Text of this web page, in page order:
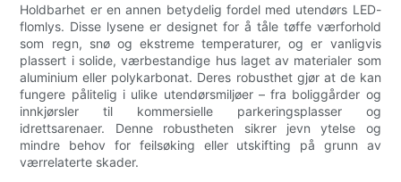
Holdbarhet er en annen betydelig fordel med utendørs LED-
flomlys. Disse lysene er designet for å tåle tøffe værforhold
som regn, snø og ekstreme temperaturer, og er vanligvis
plassert i solide, værbestandige hus laget av materialer som
aluminium eller polykarbonat. Deres robusthet gjør at de kan
fungere pålitelig i ulike utendørsmiljøer – fra boliggårder og
innkjørsler til kommersielle parkeringsplasser og
idrettsarenaer. Denne robustheten sikrer jevn ytelse og
mindre behov for feilsøking eller utskifting på grunn av
værrelaterte skader.